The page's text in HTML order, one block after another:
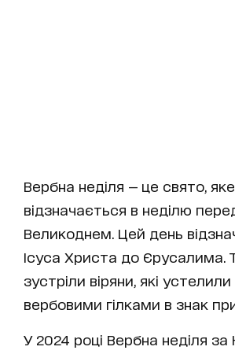
Вербна неділя — це свято, яке
відзначається в неділю
Великоднем. Цей день
Ісуса Христа до Єрусалима.
зустріли віряни, які
вербовими гілками в знак
У 2024 році Вербна неділя